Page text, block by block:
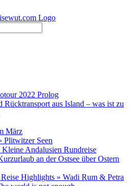
2022 Prolog
Rücktransport aus Island – was ist zu
März
Plitwitzer Seen
Kleine Andalusien Rundreise
an der Ostsee über Ostern
Highlights » Wadi Rum & Petra